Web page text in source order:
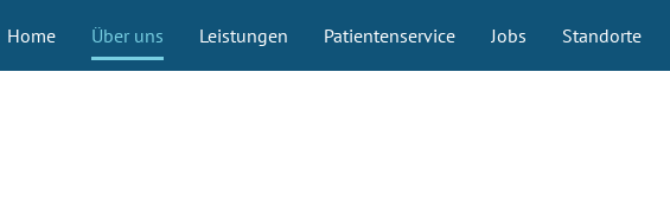
Home Über uns Leistungen Patientenservice Jobs Standorte